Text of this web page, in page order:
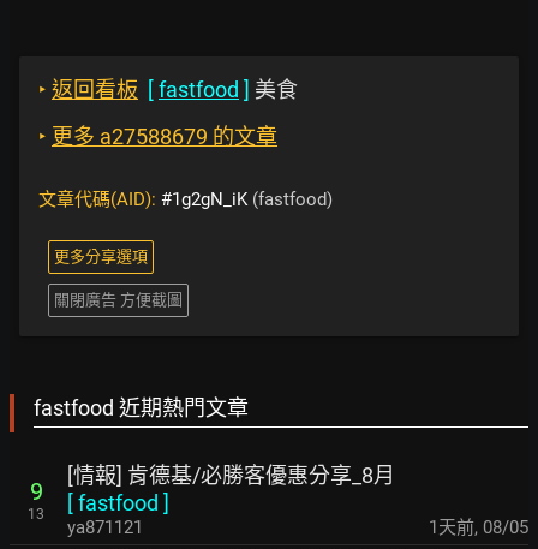
‣ 返回看板 [fastfood ] 美食
‣ 更多 a27588679 的文章
文章代碼(AID): #1g2gN_iK (fastfood)
更多分享選項
關閉廣告 方便截圖
fastfood 近期熱門文章
9
13
[情報] 肯德基/必勝客優惠分享_8月
[fastfood ]
ya871121 1天前, 08/05